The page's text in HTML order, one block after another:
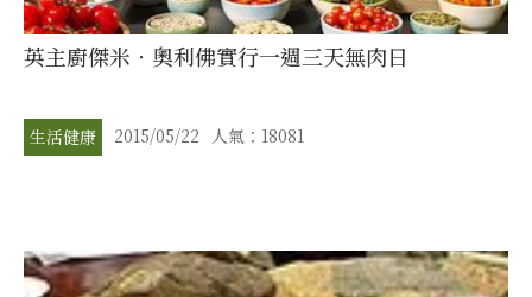
英主廚傑米‧奧利佛實行一週三天無肉日
生活健康 2015/05/22 人氣：18081